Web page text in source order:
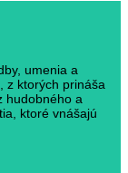
umenia a
z ktorých prináša
hudobného a
ktoré vnášajú